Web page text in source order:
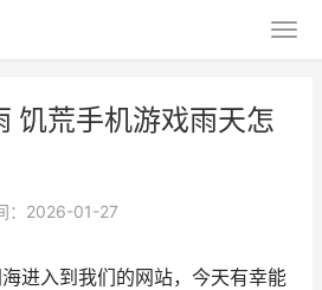
饥荒手机游戏雨天怎
：2026-01-27
进入到我们的网站，今天有幸能